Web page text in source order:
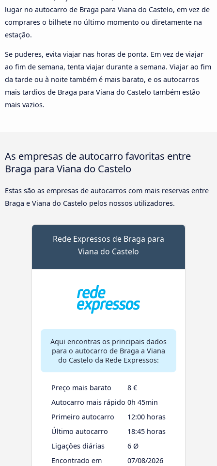
lugar no autocarro de Braga para Viana do Castelo, em vez de
comprares o bilhete no último momento ou diretamente na
estação.
Se puderes, evita viajar nas horas de ponta. Em vez de viajar
ao fim de semana, tenta viajar durante a semana. Viajar ao fim
da tarde ou à noite também é mais barato, e os autocarros
mais tardios de Braga para Viana do Castelo também estão
mais vazios.
As empresas de autocarro favoritas entre
Braga para Viana do Castelo
Estas são as empresas de autocarros com mais reservas entre
Braga e Viana do Castelo pelos nossos utilizadores.
Rede Expressos de Braga para
Viana do Castelo
Aqui encontras os principais dados
para o autocarro de Braga a Viana
do Castelo da Rede Expressos:
Preço mais barato
8 €
Autocarro mais rápido 0h 45min
Primeiro autocarro
12:00 horas
Último autocarro
18:45 horas
Ligações diárias
6 Ø
Encontrado em
07/08/2026